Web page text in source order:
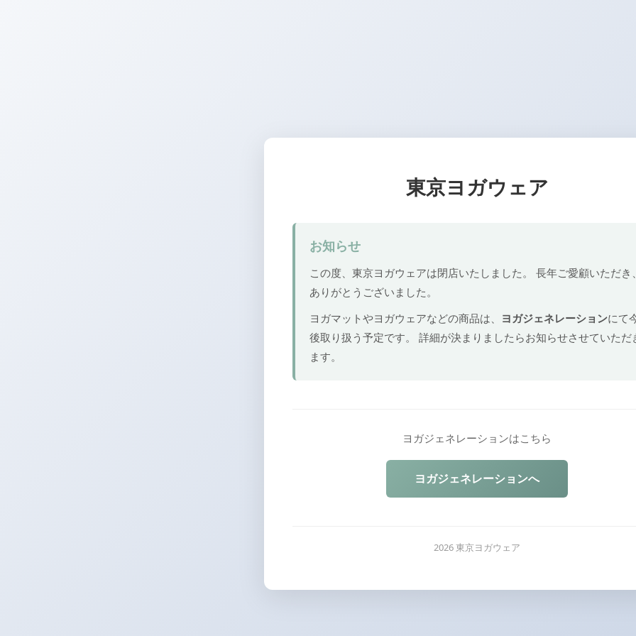
東京ヨガウェア
お知らせ
この度、東京ヨガウェアは閉店いたしました。 長年ご愛顧いただき
ありがとうございました。
ヨガマットやヨガウェアなどの商品は、 ヨガジェネレーションにて
後取り扱う予定です。 詳細が決まりましたらお知らせさせていただ
ます。
ヨガジェネレーションはこちら
ヨガジェネレーションへ
2026 東京ヨガウェア